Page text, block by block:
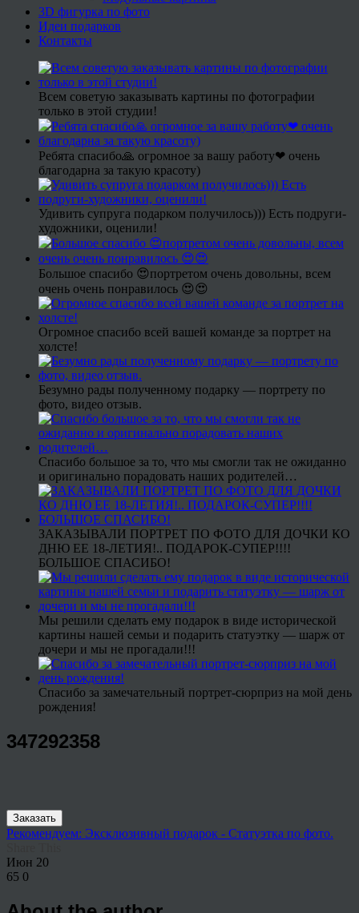
3D фигурка по фото
Идеи подарков
Контакты
Всем советую заказывать картины по фотографии
только в этой студии!
Ребята спасибо🙏 огромное за вашу работу❤ очень
благодарна за такую красоту)
Удивить супруга подарком получилось))) Есть подруги-
художники, оценили!
Большое спасибо 😍портретом очень довольны, всем
очень очень понравилось 😍😍
Огромное спасибо всей вашей команде за портрет на
холсте!
Безумно рады полученному подарку — портрету по
фото, видео отзыв.
Спасибо большое за то, что мы смогли так не ожиданно
и оригинально порадовать наших родителей…
ЗАКАЗЫВАЛИ ПОРТРЕТ ПО ФОТО ДЛЯ ДОЧКИ КО
ДНЮ ЕЕ 18-ЛЕТИЯ!.. ПОДАРОК-СУПЕР!!!!
БОЛЬШОЕ СПАСИБО!
Мы решили сделать ему подарок в виде исторической
картины нашей семьи и подарить статуэтку — шарж от
дочери и мы не прогадали!!!
Спасибо за замечательный портрет-сюрприз на мой день
рождения!
347292358
Заказать
Рекомендуем: Эксклюзивный подарок - Статуэтка по фото.
Июн 20
65 0